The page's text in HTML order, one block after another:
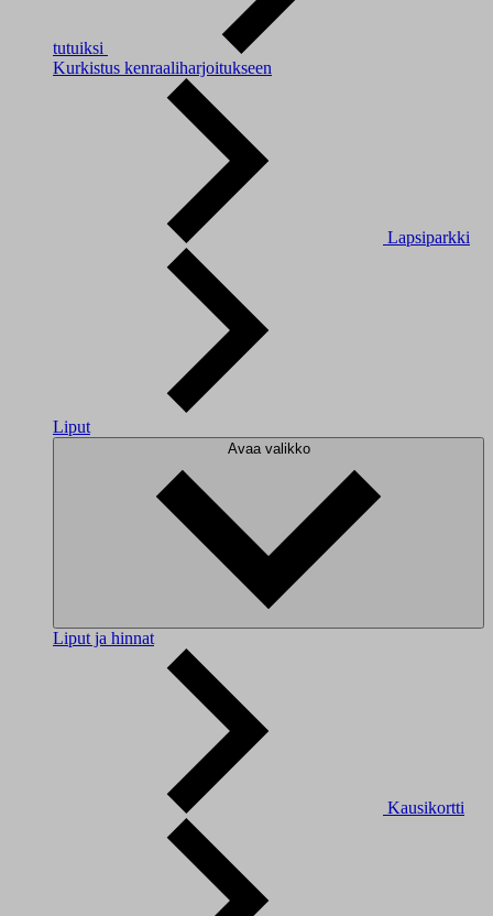
tutuiksi
Kurkistus kenraaliharjoitukseen
Lapsiparkki
Liput
Avaa valikko
Liput ja hinnat
Kausikortti